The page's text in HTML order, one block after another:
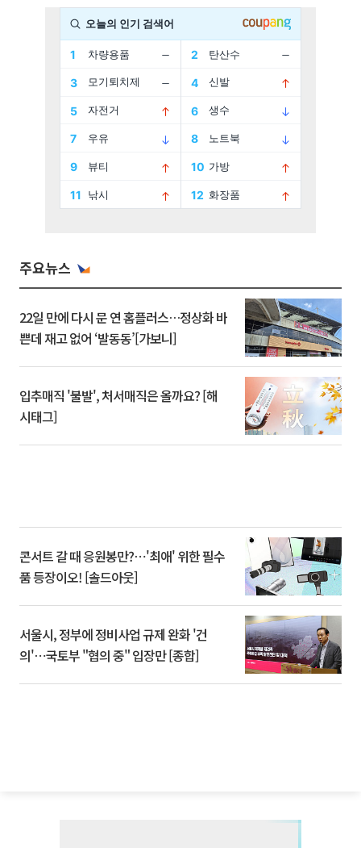
주요뉴스
22일 만에 다시 문 연 홈플러스…정상화 바
쁜데 재고 없어 ‘발동동’[가보니]
입추매직 '불발', 처서매직은 올까요? [해
시태그]
콘서트 갈 때 응원봉만?⋯'최애' 위한 필수
품 등장이오! [솔드아웃]
서울시, 정부에 정비사업 규제 완화 '건
의'⋯국토부 "협의 중" 입장만 [종합]